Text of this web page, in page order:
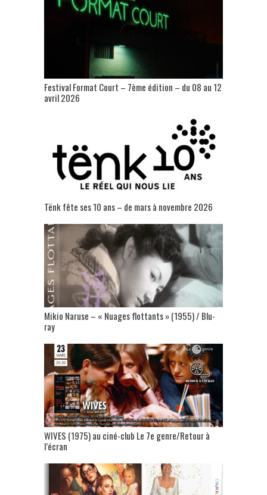
Festival Format Court – 7ème édition – du 08 au 12
avril 2026
Tënk fête ses 10 ans – de mars à novembre 2026
Mikio Naruse – « Nuages flottants » (1955) / Blu-
ray
WIVES (1975) au ciné-club Le 7e genre/Retour à
l’écran